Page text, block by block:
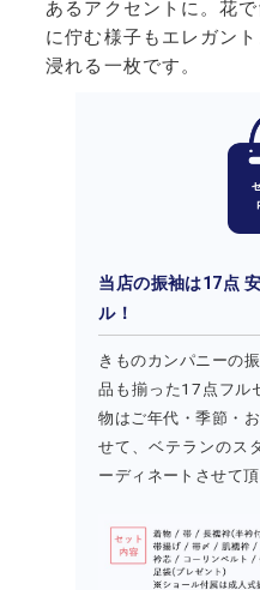
あるアクセントに。花
に佇む様子もエレガン
浸れる一枚です。